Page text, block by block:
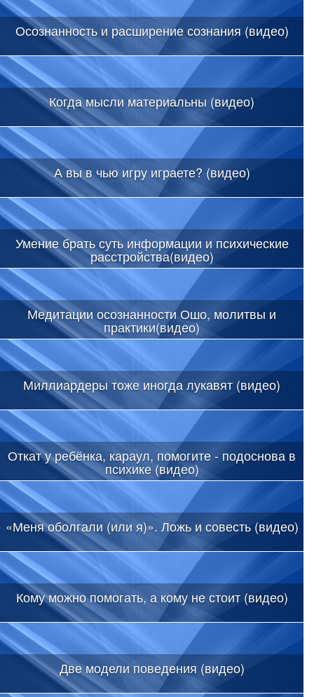
Осознанность и расширение сознания (видео)
Когда мысли материальны (видео)
А вы в чью игру играете? (видео)
Умение брать суть информации и психические
расстройства(видео)
Медитации осознанности Ошо, молитвы и
практики(видео)
Миллиардеры тоже иногда лукавят (видео)
Откат у ребёнка, караул, помогите - подоснова в
психике (видео)
«Меня оболгали (или я)». Ложь и совесть (видео)
Кому можно помогать, а кому не стоит (видео)
Две модели поведения (видео)